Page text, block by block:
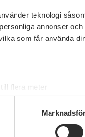
teknologi
annonser och
som får använda
flera meter
detaljsektionen. Du kan